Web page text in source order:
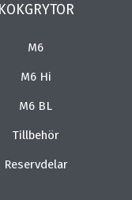
KOKGRYTOR
M6
M6 Hi
M6 BL
Tillbehör
Reservdelar